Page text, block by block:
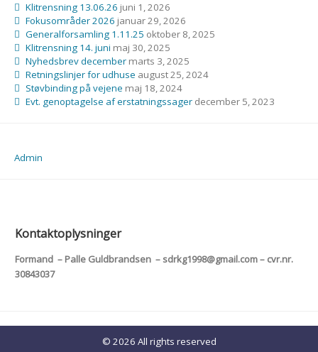
Klitrensning 13.06.26 juni 1, 2026
Fokusområder 2026 januar 29, 2026
Generalforsamling 1.11.25 oktober 8, 2025
Klitrensning 14. juni maj 30, 2025
Nyhedsbrev december marts 3, 2025
Retningslinjer for udhuse august 25, 2024
Støvbinding på vejene maj 18, 2024
Evt. genoptagelse af erstatningssager december 5, 2023
Admin
Kontaktoplysninger
Formand – Palle Guldbrandsen – sdrkg1998@gmail.com – cvr.nr.
30843037
© 2026 All rights reserved